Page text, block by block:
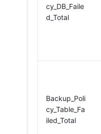
cy_DB_Faile
d_Total
Backup_Poli
cy_Table_Fa
iled_Total